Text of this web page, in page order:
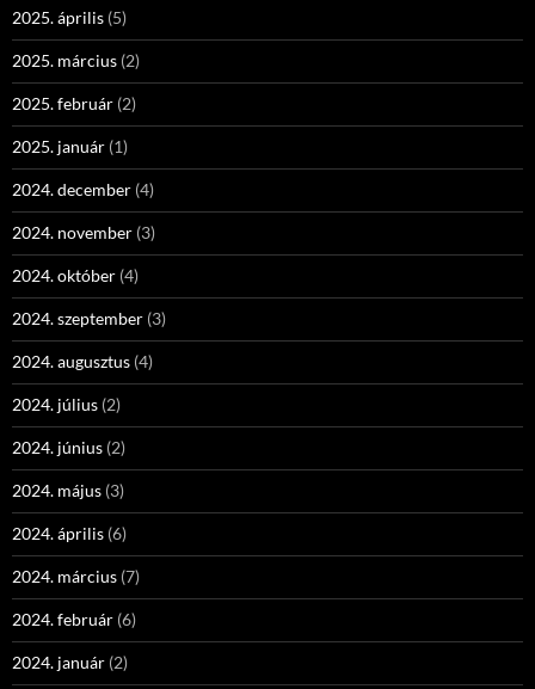
2025. április (5)
2025. március (2)
2025. február (2)
2025. január (1)
2024. december (4)
2024. november (3)
2024. október (4)
2024. szeptember (3)
2024. augusztus (4)
2024. július (2)
2024. június (2)
2024. május (3)
2024. április (6)
2024. március (7)
2024. február (6)
2024. január (2)